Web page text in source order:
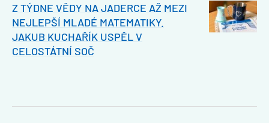
Z TÝDNE VĚDY NA JADERCE AŽ MEZI
NEJLEPŠÍ MLADÉ MATEMATIKY.
JAKUB KUCHAŘÍK USPĚL V
CELOSTÁTNÍ SOČ